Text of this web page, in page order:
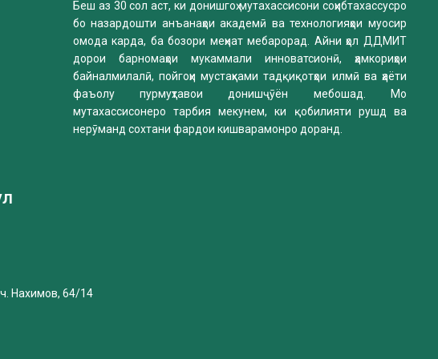
Беш аз 30 сол аст, ки донишгоҳ мутахассисони соҳибтахассусро
бо назардошти анъанаҳои академӣ ва технологияҳои муосир
омода карда, ба бозори меҳнат мебарорад. Айни ҳол ДДМИТ
дорои барномаҳои мукаммали инноватсионӣ, ҳамкориҳои
байналмилалӣ, пойгоҳи мустаҳками тадқиқотҳои илмӣ ва ҳаёти
фаъолу пурмуҳтавои донишҷӯён мебошад. Мо
мутахассисонеро тарбия мекунем, ки қобилияти рушд ва
нерӯманд сохтани фардои кишварамонро доранд.
Нахимов, 64/14